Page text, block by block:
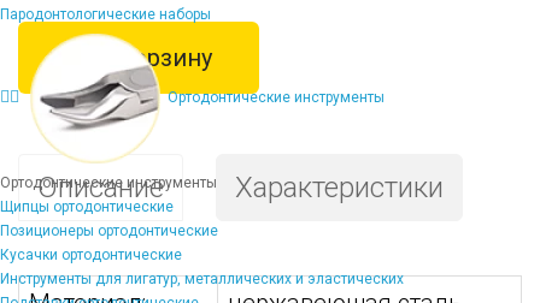
Пародонтологические наборы
Ортодонтические инструменты
Ортодонтические инструменты
Щипцы ортодонтические
Позиционеры ортодонтические
Кусачки ортодонтические
Инструменты для лигатур, металлических и эластических
В корзину
Описание Характеристики